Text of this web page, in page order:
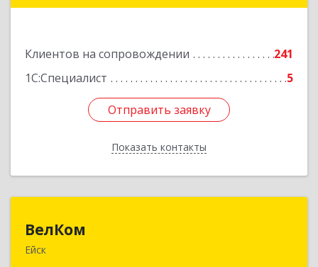
Клиентов на сопровождении
241
1С:Специалист
5
Отправить заявку
Показать контакты
Отправить заявку
Назад
ВелКом
Ейск
353688, Краснодарский край, Ейский р-н, Ейск г,